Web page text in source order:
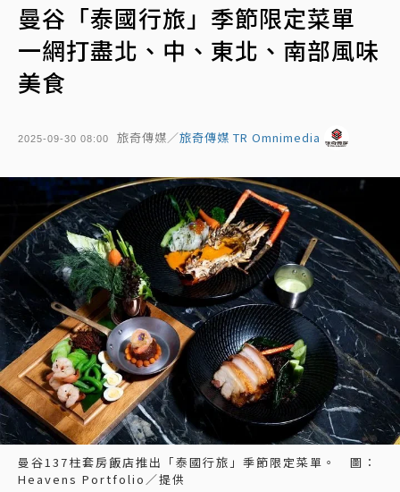
曼谷「泰國行旅」季節限定菜單
一網打盡北、中、東北、南部風味
美食
2025-09-30 08:00 旅奇傳媒／旅奇傳媒 TR Omnimedia
曼谷137柱套房飯店推出「泰國行旅」季節限定菜單。 圖：
Heavens Portfolio／提供